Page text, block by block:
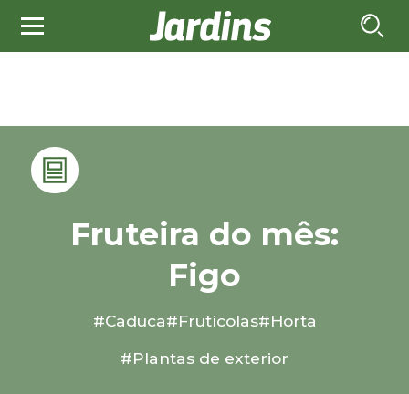
Fruteira do mês:
Figo
#Caduca#Frutícolas#Horta
#Plantas de exterior